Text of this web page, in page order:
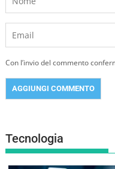
Con l’invio del commento
Tecnologia